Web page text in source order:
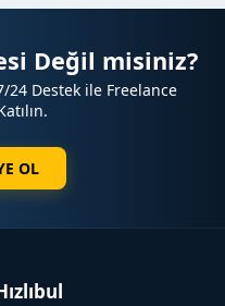
Değil misiniz?
24 Destek ile Freelance
OL